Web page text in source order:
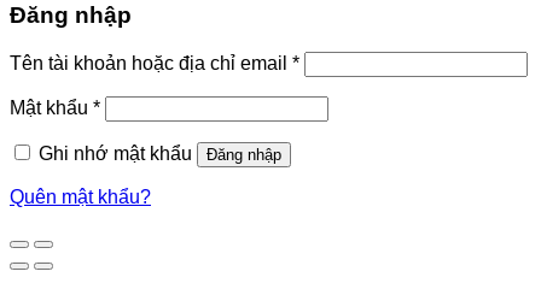
Đăng nhập
Tên tài khoản hoặc địa chỉ email *
Mật khẩu *
Ghi nhớ mật khẩu Đăng nhập
Quên mật khẩu?